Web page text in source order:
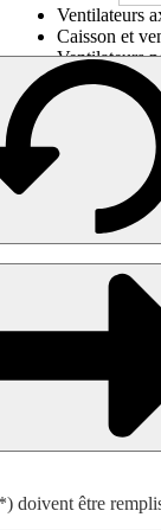
Ventilateurs
Caisson et
Ventilateurs
Ventilateurs
Tourelles de
Ventilateurs
Mesurer.
Traitement
Accessoires
doivent être